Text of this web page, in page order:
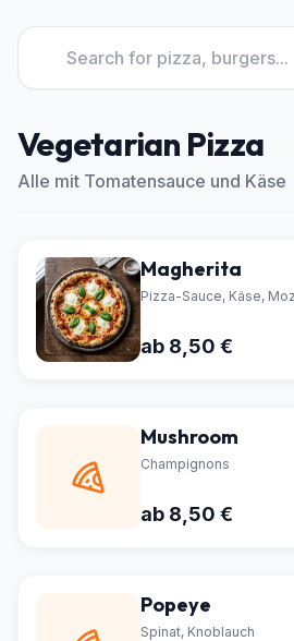
Vegetarian Pizza
Alle mit Tomatensauce und Käse
Magherita
Pizza-Sauce, Käse,
ab 8,50 €
Mushroom
Champignons
ab 8,50 €
Popeye
Spinat, Knoblauch